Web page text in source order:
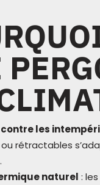
les
rétractables
naturel :